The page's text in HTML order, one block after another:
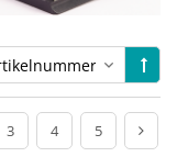
3 4 5